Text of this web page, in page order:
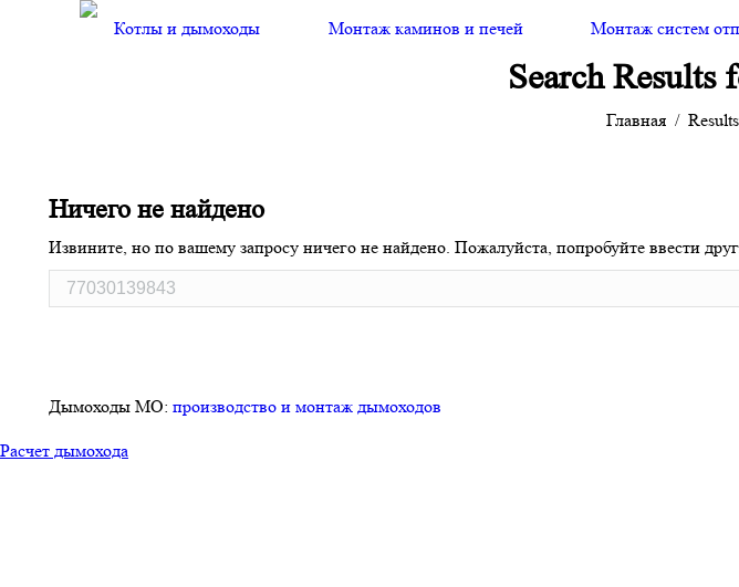
Котлы и дымоходы Монтаж каминов и печей Монтаж систем
Search Results
Главная
Ничего не найдено
Извините, но по вашему запросу ничего не найдено. Пожалуйста, попробуйте ввести
Дымоходы МО: производство и монтаж дымоходов
Расчет дымохода